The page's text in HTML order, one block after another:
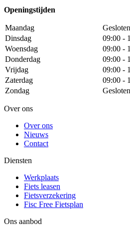
Openingstijden
Maandag
Gesloten
Dinsdag
09:00 -
Woensdag
09:00 -
Donderdag
09:00 -
Vrijdag
09:00 -
Zaterdag
09:00 -
Zondag
Gesloten
Over ons
Over ons
Nieuws
Contact
Diensten
Werkplaats
Fiets leasen
Fietsverzekering
Fisc Free Fietsplan
Ons aanbod